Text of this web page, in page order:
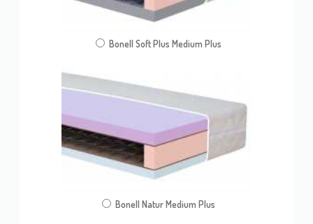
Bonell Soft Plus Medium Plus
Bonell Natur Medium Plus